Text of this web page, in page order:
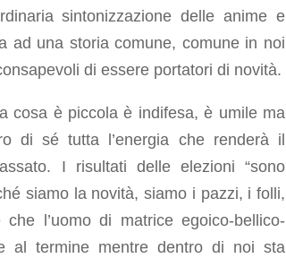
sintonizzazione delle anime e
ad una storia comune, comune in noi
di essere portatori di novità.
cosa è piccola è indifesa, è umile ma
di sé tutta l’energia che renderà il
I risultati delle elezioni “sono
siamo la novità, siamo i pazzi, i folli,
l’uomo di matrice egoico-bellico-
al termine mentre dentro di noi sta